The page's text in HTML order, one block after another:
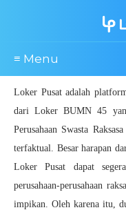
≡ Menu
Loker Pusat adalah
dari Loker BUMN 45
Perusahaan Swasta
terfaktual. Besar harapan
Loker Pusat dapat
perusahaan-perusahaan
impikan. Oleh karena itu,